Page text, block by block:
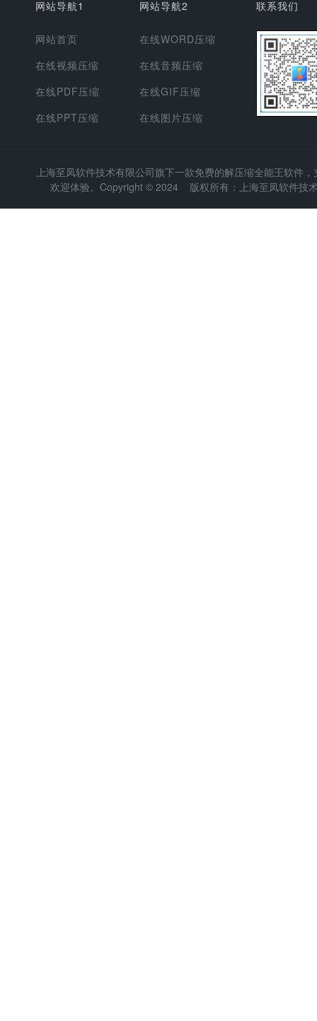
网站导航1
网站首页
在线视频压缩
在线PDF压缩
在线PPT压缩
网站导航2
在线WORD压缩
在线音频压缩
在线GIF压缩
在线图片压缩
联系我们
上海至凤软件技术有限公司旗下一款免费的解压缩全能王软件
欢迎体验。Copyright © 2024 版权所有：上海至凤软件技